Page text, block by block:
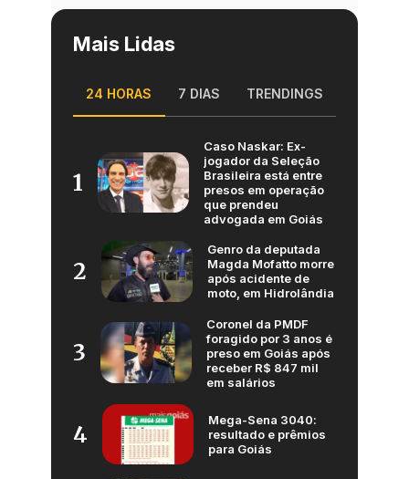
Mais Lidas
24 HORAS 7 DIAS TRENDINGS
1
Caso Naskar: Ex-
jogador da Seleção
Brasileira está entre
presos em operação
que prendeu
advogada em Goiás
2
Genro da deputada
Magda Mofatto morre
após acidente de
moto, em Hidrolândia
3
Coronel da PMDF
foragido por 3 anos é
preso em Goiás após
receber R$ 847 mil
em salários
4
Mega-Sena 3040:
resultado e prêmios
para Goiás